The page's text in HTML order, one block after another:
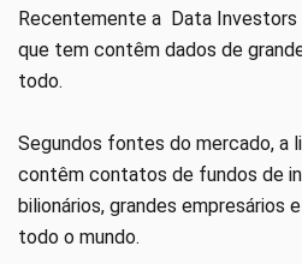
Recentemente a Data Investors
que tem contêm dados de
todo.
Segundos fontes do mercado, a
contêm contatos de fundos de
bilionários, grandes empresários
todo o mundo.